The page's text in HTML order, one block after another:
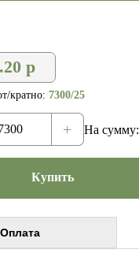
р
кратно: 7300/25
+ На сумму:
Купить
Оплата